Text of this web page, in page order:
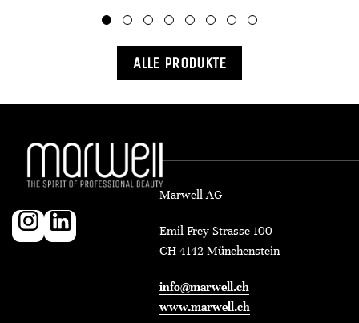
ALLE PRODUKTE
Marwell AG
Emil Frey-Strasse 100
CH-4142 Münchenstein
info@marwell.ch
www.marwell.ch